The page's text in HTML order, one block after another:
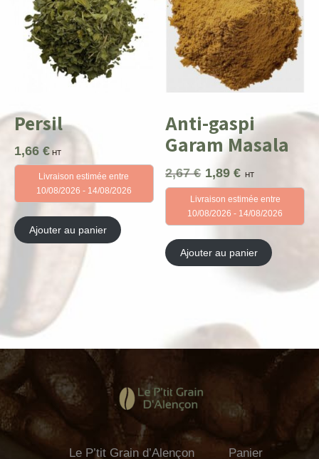
Persil
1,66 € HT
Livraison estimée entre
10/08/2026 - 14/08/2026
Ajouter au panier
Anti-gaspi
Garam Masala
2,67€ Le
prix
initial
était :
2,67 €.
1,89€ Le
prix
actuel
est :
HT
Livraison estimée entre
10/08/2026 - 14/08/2026
Ajouter au panier
Le P’tit Grain d’Alençon Panier